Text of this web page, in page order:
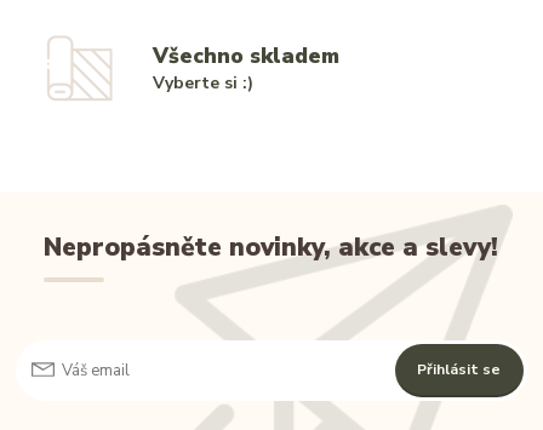
Všechno skladem
Vyberte si :)
Nepropásněte novinky, akce a slevy!
Přihlásit se